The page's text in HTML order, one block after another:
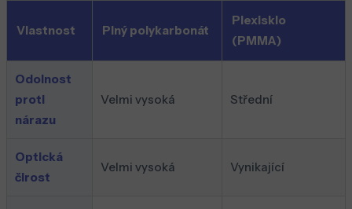
Vlastnost Plný polykarbonát
Plexisklo
(PMMA)
Odolnost
proti
nárazu
Velmi vysoká Střední
Optická
čirost
Velmi vysoká Vynikající